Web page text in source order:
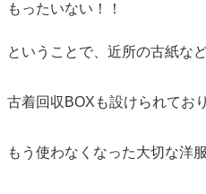
もったいない！！
ということで、近所の古紙な
古着回収BOXも設けられてお
もう使わなくなった大切な洋服